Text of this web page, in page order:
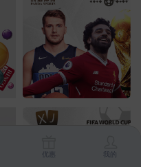
优惠 我的